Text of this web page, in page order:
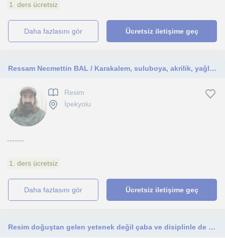
1. ders ücretsiz
daha fazlasını gör Ücretsiz iletişime geç
Ressam Necmettin BAL / Karakalem, suluboya, akrilik, yağlı boya, çizim teknikleri Özel Resim dersi
Resim
İpekyolu
-------
1. ders ücretsiz
daha fazlasını gör Ücretsiz iletişime geç
Resim doğuştan gelen yetenek değil çaba ve disiplinle de öğrenilen bir alandır.Siz yeter ki isteyin.